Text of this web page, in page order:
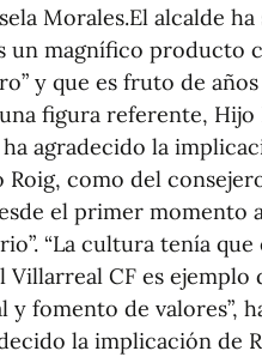
Morales.El alcalde
un magnífico producto
y que es fruto de
figura referente,
ha agradecido la
como del
el primer momento
“La cultura tenía
CF es ejemplo
y fomento de valores”,
la implicación de